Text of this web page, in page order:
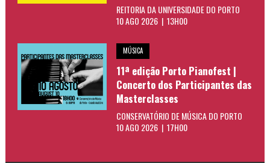
REITORIA DA UNIVERSIDADE DO PORTO
10 AGO 2026 | 13H00
MÚSICA
11ª edição Porto Pianofest |
Concerto dos Participantes das
Masterclasses
CONSERVATÓRIO DE MÚSICA DO PORTO
10 AGO 2026 | 17H00